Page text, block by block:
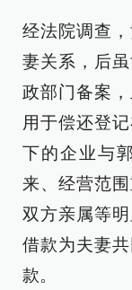
经法院调查
妻关系，后
政部门备案
用于偿还登
下的企业与
来、经营范
双方亲属等
借款为夫妻
款。